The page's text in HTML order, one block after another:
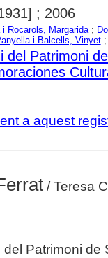
; 2006
Rocarols, Margarida;
i Balcells, Vinyet
del Patrimoni
a aquest
/ Teresa
Patrimoni de